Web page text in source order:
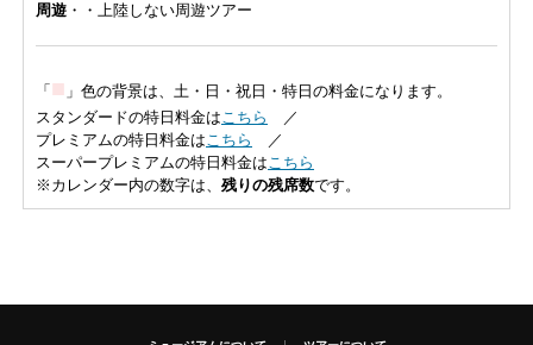
周遊 ・・上陸しない周遊ツアー
「 ■ 」色の背景は、土・日・祝日・特日の料金になります。
スタンダードの特日料金はこちら
／
プレミアムの特日料金はこちら
／
スーパープレミアムの特日料金はこちら
※カレンダー内の数字は、 残りの残席数です。